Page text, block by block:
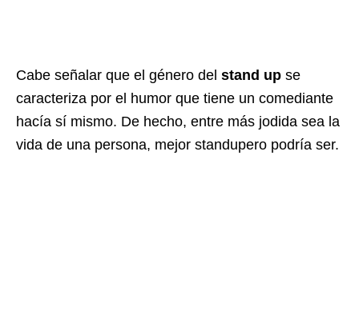
Cabe señalar que el género del stand up se
caracteriza por el humor que tiene un comediante
hacía sí mismo. De hecho, entre más jodida sea la
vida de una persona, mejor standupero podría ser.